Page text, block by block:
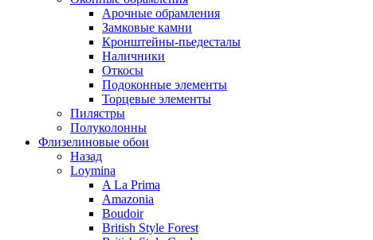
Арочные обрамления
Замковые камни
Кронштейны-пьедесталы
Наличники
Откосы
Подоконные элементы
Торцевые элементы
Пилястры
Полуколонны
Флизелиновые обои
Назад
Loymina
A La Prima
Amazonia
Boudoir
British Style Forest